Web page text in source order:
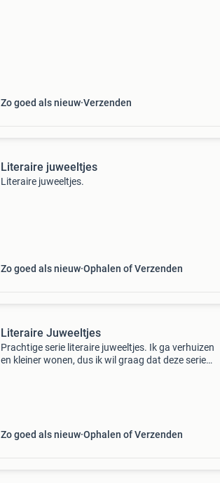
Zo goed als nieuw Verzenden
Literaire juweeltjes
Literaire juweeltjes.
Zo goed als nieuw Ophalen of Verzenden
Literaire Juweeltjes
Prachtige serie literaire juweeltjes. Ik ga verhuizen
en kleiner wonen, dus ik wil graag dat deze serie
Zo goed als nieuw Ophalen of Verzenden